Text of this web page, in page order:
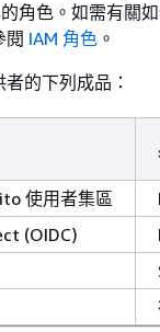
角色。如需有關
閱 IAM 角色 。
的下列成品：
使用者集區
(OIDC)